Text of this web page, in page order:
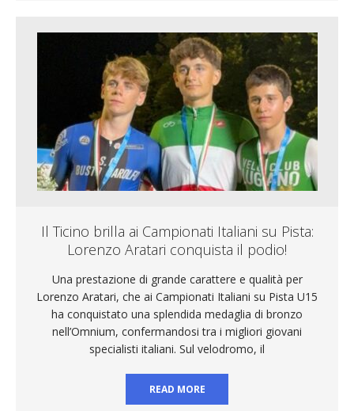
Il Ticino brilla ai Campionati Italiani su Pista:
Lorenzo Aratari conquista il podio!
Una prestazione di grande carattere e qualità per
Lorenzo Aratari, che ai Campionati Italiani su Pista U15
ha conquistato una splendida medaglia di bronzo
nell’Omnium, confermandosi tra i migliori giovani
specialisti italiani. Sul velodromo, il
READ MORE